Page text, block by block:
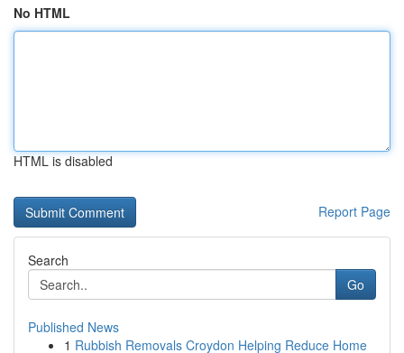
No HTML
HTML is disabled
Report Page
Search
Go
Published News
1 Rubbish Removals Croydon Helping Reduce Home